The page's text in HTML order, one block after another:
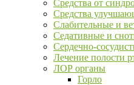
Средства от
Средства
Слабительные и
Седативные и
Сердечно-
Лечение полости
ЛОР органы
Горло